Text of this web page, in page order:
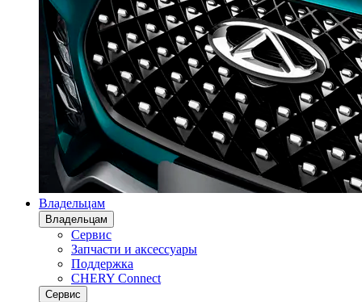
Владельцам
Владельцам
Сервис
Запчасти и аксессуары
Поддержка
CHERY Connect
Сервис